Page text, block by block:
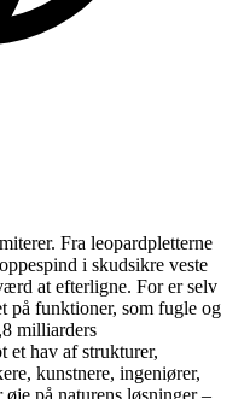
Fra leopardpletterne
i skudsikre veste
at efterligne. For er selv
på funktioner, som fugle og
milliarders
et hav af strukturer,
kunstnere, ingeniører,